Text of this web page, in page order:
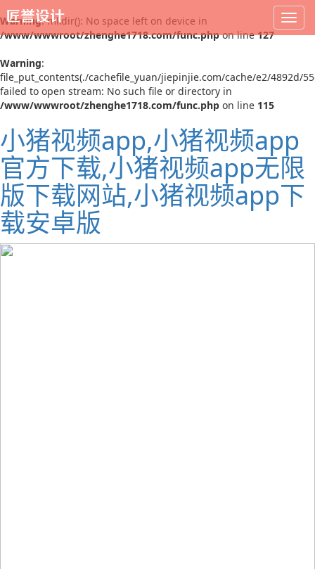
Warning: mkdir(): No space left on device in
/www/wwwroot/zhenghe1718.com/func.phpon line127
Warning:
file_put_contents(./cachefile_yuan/jiepinjie.com/cache/e2/4892d/
failed to open stream: No such file or directory in
/www/wwwroot/zhenghe1718.com/func.php on line 115
小猪视频app,小猪视频app
官方下载,小猪视频app无限
版下载网站,小猪视频app下
载安卓版